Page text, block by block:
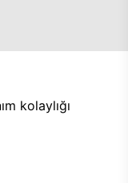
kolaylığı